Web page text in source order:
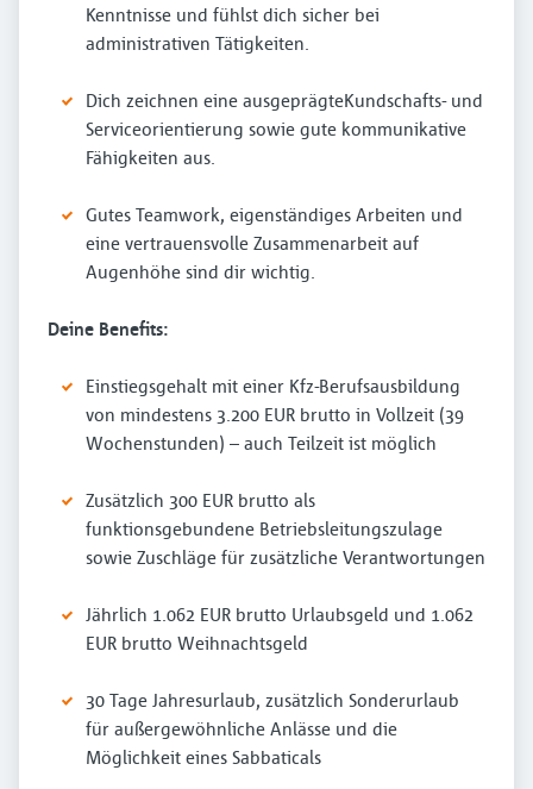
Kenntnisse und fühlst dich sicher bei
administrativen Tätigkeiten.
Dich zeichnen eine ausgeprägteKundschafts- und
Serviceorientierung sowie gute kommunikative
Fähigkeiten aus.
Gutes Teamwork, eigenständiges Arbeiten und
eine vertrauensvolle Zusammenarbeit auf
Augenhöhe sind dir wichtig.
Deine Benefits:
Einstiegsgehalt mit einer Kfz-Berufsausbildung
von mindestens 3.200 EUR brutto in Vollzeit (39
Wochenstunden) – auch Teilzeit ist möglich
Zusätzlich 300 EUR brutto als
funktionsgebundene Betriebsleitungszulage
sowie Zuschläge für zusätzliche Verantwortungen
Jährlich 1.062 EUR brutto Urlaubsgeld und 1.062
EUR brutto Weihnachtsgeld
30 Tage Jahresurlaub, zusätzlich Sonderurlaub
für außergewöhnliche Anlässe und die
Möglichkeit eines Sabbaticals